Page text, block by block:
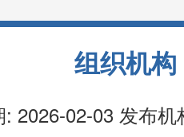
组织机构
2026-02-03 发布机